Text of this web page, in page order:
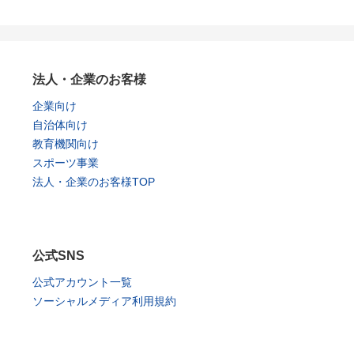
法人・企業のお客様
企業向け
自治体向け
教育機関向け
スポーツ事業
法人・企業のお客様TOP
公式SNS
公式アカウント一覧
ソーシャルメディア利用規約